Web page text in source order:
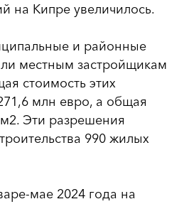
на Кипре увеличилось.
и районные
местным застройщикам
стоимость этих
млн евро, а общая
Эти разрешения
990 жилых
мае 2024 года на